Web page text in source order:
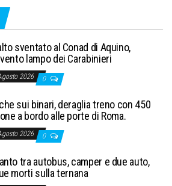
sventato al Conad di Aquino,
lampo dei Carabinieri
2026 0
sui binari, deraglia treno con 450
a bordo alle porte di Roma.
2026 0
tra autobus, camper e due auto,
morti sulla ternana